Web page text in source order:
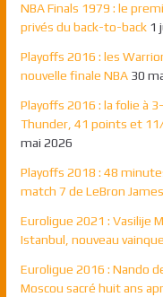
NBA Finals 1979 : le
privés du back-to-back 1
Playoffs 2016 : les
nouvelle finale NBA 30
Playoffs 2016 : la folie à
Thunder, 41 points et
mai 2026
Playoffs 2018 : 48
match 7 de LeBron
Euroligue 2021 : Vasilije
Istanbul, nouveau
Euroligue 2016 : Nando
Moscou sacré huit ans